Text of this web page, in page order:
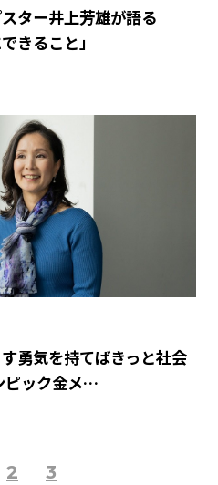
ター井上芳雄が語る
きること」
勇気を持てばきっと社会
ピック金メ…
2 3